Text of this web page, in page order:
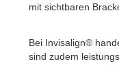
mit sichtbaren
Bei Invisalign®
sind zudem